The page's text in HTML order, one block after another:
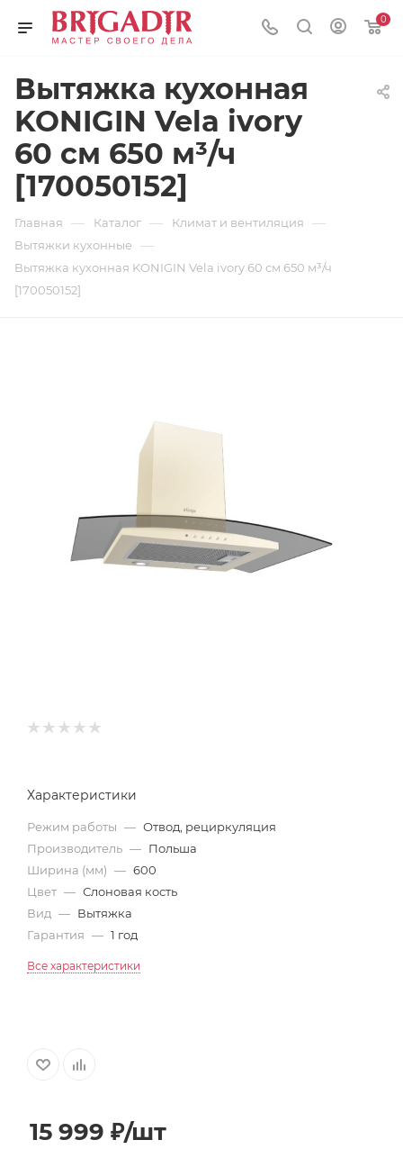
0
Вытяжка кухонная
KONIGIN Vela ivory
60 см 650 м³/ч
[170050152]
Главная — Каталог — Климат и вентиляция —
Вытяжки кухонные —
Вытяжка кухонная KONIGIN Vela ivory 60 см 650 м³/ч
[170050152]
Характеристики
Режим работы — Отвод, рециркуляция
Производитель — Польша
Ширина (мм) — 600
Цвет — Слоновая кость
Вид — Вытяжка
Гарантия — 1 год
Все характеристики
15 999 ₽/шт